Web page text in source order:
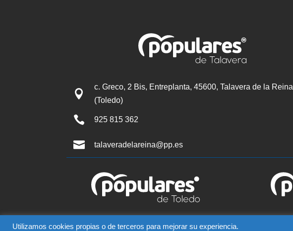

c. Greco, 2 Bis, Entreplanta, 45600, Talavera de la Reina
(Toledo)
 925 815 362
 talaveradelareina@pp.es
Utilizamos cookies propias o de terceros para mejorar su experiencia.